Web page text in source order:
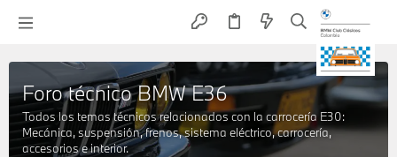
Foro técnico BMW E36
Todos los temas técnicos relacionados con la carrocería E30:
Mecánica, suspensión, frenos, sistema eléctrico, carrocería,
accesorios e interior.